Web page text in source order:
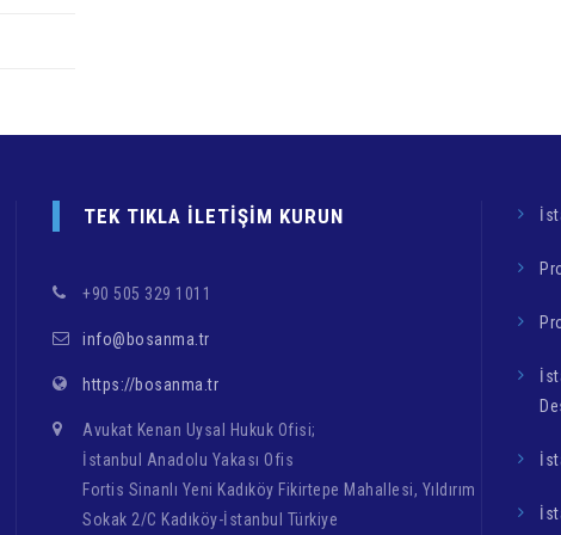
TEK TIKLA İLETIŞIM KURUN
+90 505 329 1011
info@bosanma.tr
https://bosanma.tr
Avukat Kenan Uysal Hukuk Ofisi;
İstanbul Anadolu Yakası Ofis
Fortis Sinanlı Yeni Kadıköy Fikirtepe Mahallesi, Yıldırım
Sokak 2/C Kadıköy-İstanbul Türkiye